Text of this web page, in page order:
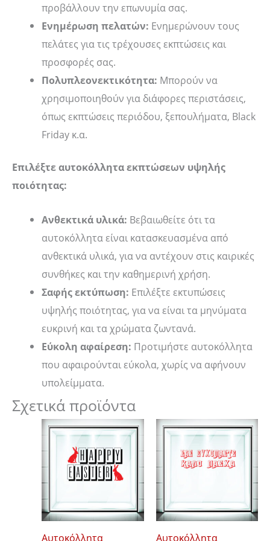
προβάλλουν την επωνυμία σας.
Ενημέρωση πελατών: Ενημερώνουν τους
πελάτες για τις τρέχουσες εκπτώσεις και
προσφορές σας.
Πολυπλεονεκτικότητα: Μπορούν να
χρησιμοποιηθούν για διάφορες περιστάσεις,
όπως εκπτώσεις περιόδου, ξεπουλήματα, Black
Friday κ.α.
Επιλέξτε αυτοκόλλητα εκπτώσεων υψηλής
ποιότητας:
Ανθεκτικά υλικά: Βεβαιωθείτε ότι τα
αυτοκόλλητα είναι κατασκευασμένα από
ανθεκτικά υλικά, για να αντέχουν στις καιρικές
συνθήκες και την καθημερινή χρήση.
Σαφής εκτύπωση: Επιλέξτε εκτυπώσεις
υψηλής ποιότητας, για να είναι τα μηνύματα
ευκρινή και τα χρώματα ζωντανά.
Εύκολη αφαίρεση: Προτιμήστε αυτοκόλλητα
που αφαιρούνται εύκολα, χωρίς να αφήνουν
υπολείμματα.
Σχετικά προϊόντα
Αυτοκόλλητα
Price
range:
14,00 €
through
18,00 €
Αυτό
το
προϊόν
έχει
πολλαπλές
παραλλαγές.
Οι
Αυτοκόλλητα
Price
range:
through
16,00 €
Αυτό
προϊόν
πολλαπλές
Οι